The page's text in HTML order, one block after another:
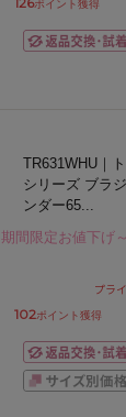
ポイント獲得
TR631WHU｜
シリーズ ブラ
ンダー65...
期間限定お値下げ
プラ
102ポイント獲得